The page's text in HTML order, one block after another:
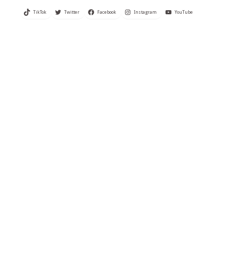
TikTok Twitter Facebook Instagram YouTube